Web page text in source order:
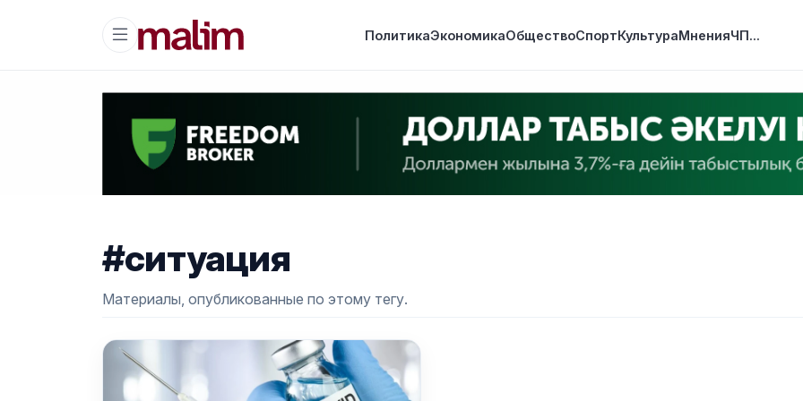
ПолитикаЭкономикаОбществоСпортКультураМненияЧП...
#ситуация
Материалы, опубликованные по этому тегу.